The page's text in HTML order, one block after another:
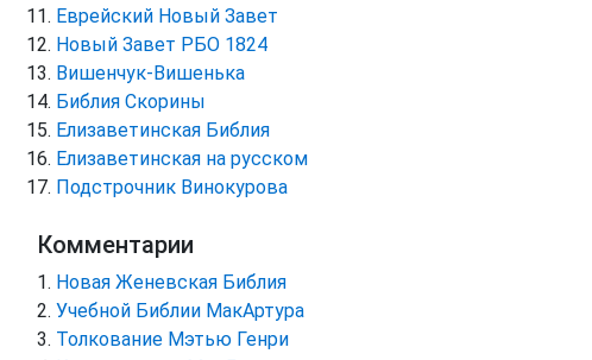
Еврейский Новый Завет
Новый Завет РБО 1824
Вишенчук-Вишенька
Библия Скорины
Елизаветинская Библия
Елизаветинская на русском
Подстрочник Винокурова
Комментарии
Новая Женевская Библия
Учебной Библии МакАртура
Толкование Мэтью Генри